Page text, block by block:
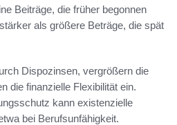
Beiträge, die früher begonnen
als größere Beträge, die spät
Dispozinsen, vergrößern die
die finanzielle Flexibilität ein.
kann existenzielle
bei Berufsunfähigkeit.